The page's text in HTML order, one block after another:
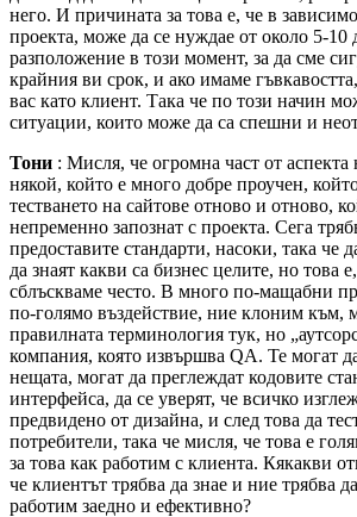
него. И причината за това е, че в
проекта, може да се нуждае от около 5-10
разположение в този момент, за да сме
крайния ви срок, и ако имаме
вас като клиент. Така че по този начин
ситуации, които може да са спешни и
Тони : Мисля, че огромна част от аспекта
някой, който е много добре проучен,
тестването на сайтове отново и отново,
непременно запознат с проекта. Сега
предоставите стандарти, насоки, така че
да знаят какви са бизнес целите, но това
сблъскваме често. В много по-мащабни
по-голямо въздействие, ние клоним към,
правилната терминология тук, но
компания, която извършва QA. Те могат
нещата, могат да преглеждат кодовите
интерфейса, да се уверят, че всичко
предвидено от дизайна, и след това да
потребители, така че мисля, че това е
за това как работим с клиента. Кякакви
че клиентът трябва да знае и ние трябва
работим заедно и ефективно?